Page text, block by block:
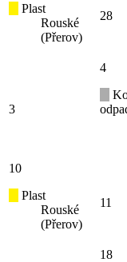
Plast
Rouské
(Přerov)
28
3
4
10
Plast
Rouské
(Přerov)
11
18